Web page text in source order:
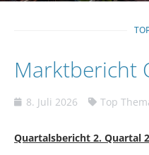
Marktbericht
8. Juli 2026 Top
Quartalsbericht 2. Quartal